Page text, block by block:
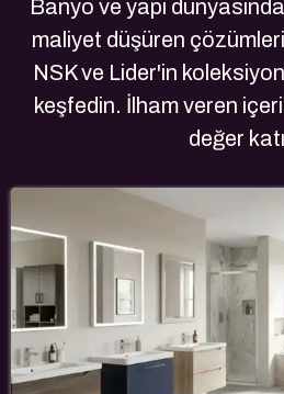
Banyo ve yapı
maliyet düşüren
NSK ve Lider'in
keşfedin. İlham veren
değer